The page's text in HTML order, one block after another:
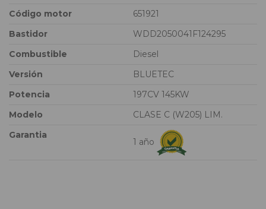
Código motor
651921
Bastidor
WDD2050041F124295
Combustible
Diesel
Versión
BLUETEC
Potencia
197CV 145KW
Modelo
CLASE C (W205) LIM.
Garantia
1 año